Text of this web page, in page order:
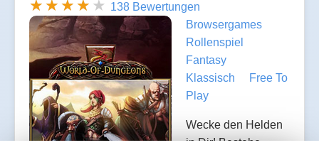
138 Bewertungen
Browsergames
Rollenspiel
Fantasy
Klassisch
Free To
Play
Wecke den Helden
in Dir! Bestehe